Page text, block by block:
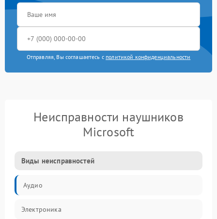
Отправляя, Вы соглашаетесь с политикой конфиденциальности
Неисправности наушников
Microsoft
Виды неисправностей
Аудио
Электроника